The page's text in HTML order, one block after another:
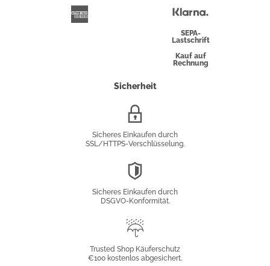
Überweisung
SEPA-
Lastschrift
Kauf auf
Rechnung
Sicherheit
Sicheres Einkaufen durch
SSL/HTTPS-Verschlüsselung.
Sicheres Einkaufen durch
DSGVO-Konformität.
Käuferschutz
Trusted Shop Käuferschutz
€100 kostenlos abgesichert.